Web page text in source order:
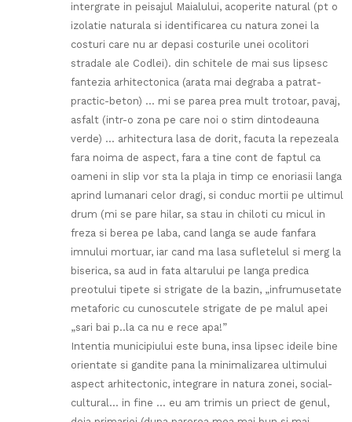
intergrate in peisajul Maialului, acoperite natural (pt o
izolatie naturala si identificarea cu natura zonei la
costuri care nu ar depasi costurile unei ocolitori
stradale ale Codlei). din schitele de mai sus lipsesc
fantezia arhitectonica (arata mai degraba a patrat-
practic-beton) … mi se parea prea mult trotoar, pavaj,
asfalt (intr-o zona pe care noi o stim dintodeauna
verde) … arhitectura lasa de dorit, facuta la repezeala
fara noima de aspect, fara a tine cont de faptul ca
oameni in slip vor sta la plaja in timp ce enoriasii langa
aprind lumanari celor dragi, si conduc mortii pe ultimul
drum (mi se pare hilar, sa stau in chiloti cu micul in
freza si berea pe laba, cand langa se aude fanfara
imnului mortuar, iar cand ma lasa sufletelul si merg la
biserica, sa aud in fata altarului pe langa predica
preotului tipete si strigate de la bazin, „infrumusetate
metaforic cu cunoscutele strigate de pe malul apei
„sari bai p..la ca nu e rece apa!”
Intentia municipiului este buna, insa lipsec ideile bine
orientate si gandite pana la minimalizarea ultimului
aspect arhitectonic, integrare in natura zonei, social-
cultural… in fine … eu am trimis un priect de genul,